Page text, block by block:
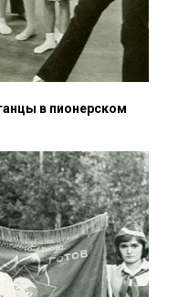
в пионерском